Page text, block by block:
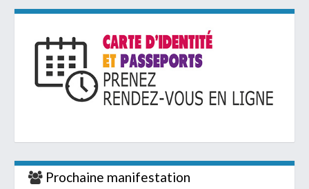
Prochaine manifestation